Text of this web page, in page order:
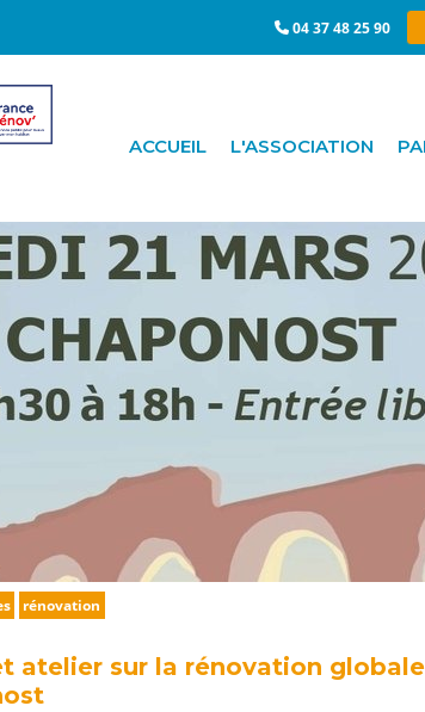
04 37 48 25 90
ACCUEIL L'ASSOCIATION
rénovation
atelier sur la rénovation